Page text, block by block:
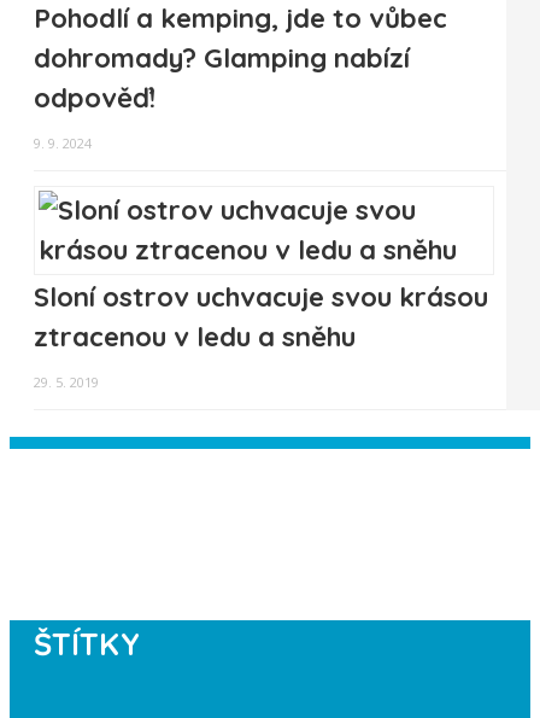
Pohodlí a kemping, jde to vůbec
dohromady? Glamping nabízí
odpověď!
9. 9. 2024
Sloní ostrov uchvacuje svou krásou
ztracenou v ledu a sněhu
29. 5. 2019
ŠTÍTKY